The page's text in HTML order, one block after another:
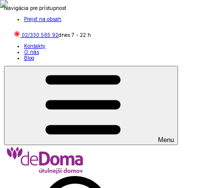
Navigácia pre prístupnosť
Prejsť na obsah
02/330 565 92dnes 7 - 22 h
Kontakty
O nás
Blog
Menu